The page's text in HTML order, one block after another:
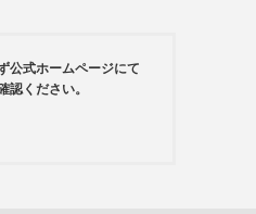
公式ホームページにて
認ください。